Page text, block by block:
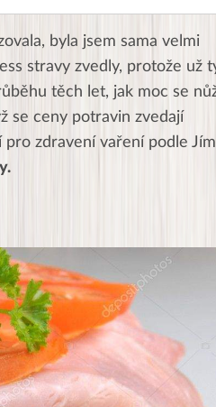
byla jsem sama velmi
stravy zvedly, protože už
těch let, jak moc se
se ceny potravin zvedají
zdravení vaření podle